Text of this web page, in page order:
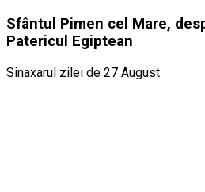
Sfântul Pimen cel Mare,
Patericul Egiptean
Sinaxarul zilei de 27 August